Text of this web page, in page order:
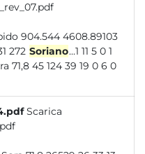
272 Soriano...1 11 5 0 1
Scarica